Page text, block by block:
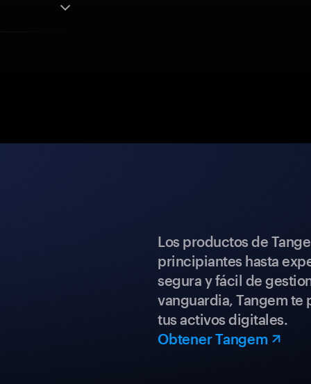
Los productos de
principiantes hasta
segura y fácil de
vanguardia, Tangem
tus activos digitales.
Obtener Tangem